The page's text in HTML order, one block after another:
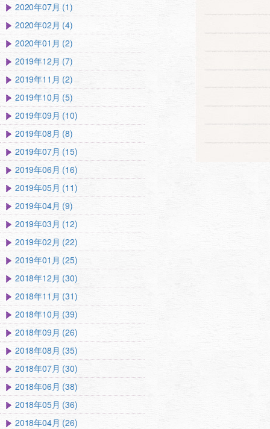
2020年07月 (1)
2020年02月 (4)
2020年01月 (2)
2019年12月 (7)
2019年11月 (2)
2019年10月 (5)
2019年09月 (10)
2019年08月 (8)
2019年07月 (15)
2019年06月 (16)
2019年05月 (11)
2019年04月 (9)
2019年03月 (12)
2019年02月 (22)
2019年01月 (25)
2018年12月 (30)
2018年11月 (31)
2018年10月 (39)
2018年09月 (26)
2018年08月 (35)
2018年07月 (30)
2018年06月 (38)
2018年05月 (36)
2018年04月 (26)